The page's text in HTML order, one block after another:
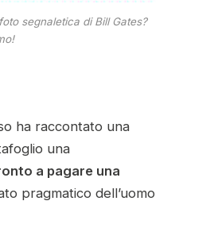
segnaletica di Bill Gates?
ha raccontato una
una
a pagare una
pragmatico dell’uomo